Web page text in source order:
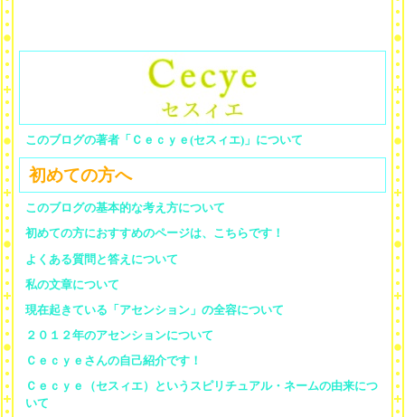
このブログの著者「Ｃｅｃｙｅ(セスィエ)」について
初めての方へ
このブログの基本的な考え方について
初めての方におすすめのページは、こちらです！
よくある質問と答えについて
私の文章について
現在起きている「アセンション」の全容について
２０１２年のアセンションについて
Ｃｅｃｙｅさんの自己紹介です！
Ｃｅｃｙｅ（セスィエ）というスピリチュアル・ネームの由来につ
いて